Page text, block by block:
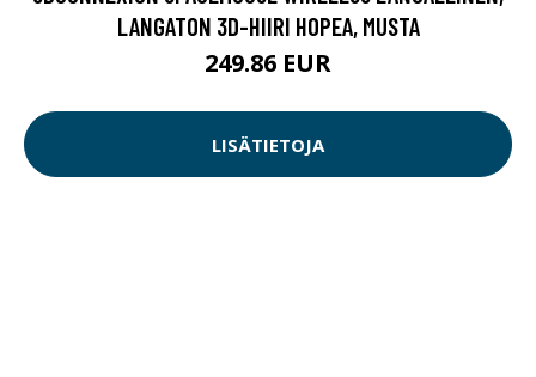
LANGATON 3D-HIIRI HOPEA, MUSTA
249.86 EUR
LISÄTIETOJA